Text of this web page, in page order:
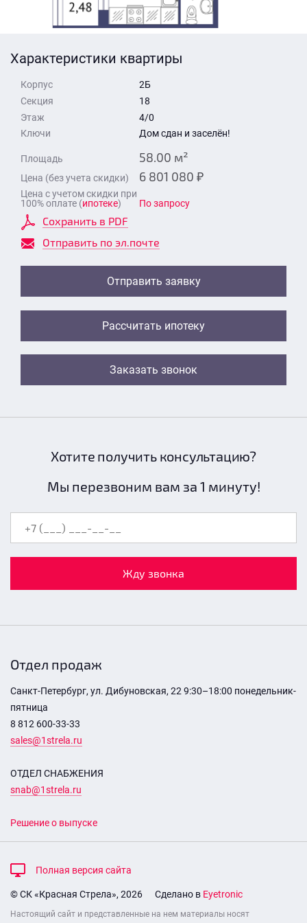
Характеристики квартиры
Корпус
2Б
Секция
18
Этаж
4/0
Ключи
Дом сдан и заселён!
Площадь 58.00 м²
Цена (без учета скидки) 6 801 080 ₽
Цена с учетом скидки при
100% оплате (ипотеке) По запросу
Сохранить в PDF
Отправить по эл.почте
Отправить заявку
Рассчитать ипотеку
Заказать звонок
Отправить
Отправить
Отправить
Хотите получить консультацию?
Мы перезвоним вам за 1 минуту!
Жду звонка
Отдел продаж
Санкт-Петербург, ул. Дибуновская, 22 9:30–18:00 понедельник-
пятница
8 812 600-33-33
sales@1strela.ru
ОТДЕЛ СНАБЖЕНИЯ
snab@1strela.ru
Решение о выпуске
Полная версия сайта
© СК «Красная Стрела», 2026 Сделано в Eyetronic
Настоящий сайт и представленные на нем материалы носят